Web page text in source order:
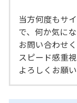
当方何度もサ
で、何か気に
お問い合わせ
スピード感重
よろしくお願い